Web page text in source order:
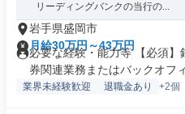
リーディングバンクの当行の...
岩手県盛岡市
月給30万円～43万円
必要な経験・能力等 【必須
券関連業務またはバックオフ
業界未経験歓迎 退職金あり +2個